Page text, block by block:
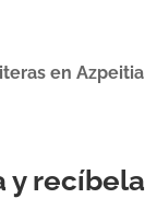
en Azpeitia